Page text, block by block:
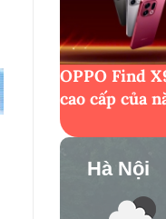
OPPO Find
cao cấp của
Hà Nội